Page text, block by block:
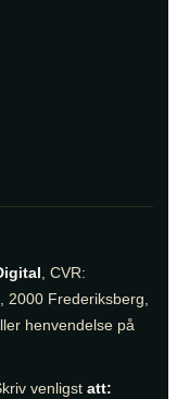
, CVR:
2000 Frederiksberg,
henvendelse på
venligst att: